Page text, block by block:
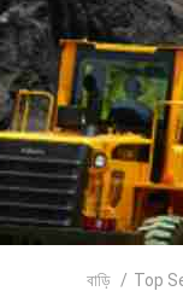
বাড়ি / Top